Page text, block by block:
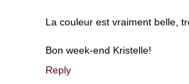
La couleur est vraiment belle,
Bon week-end Kristelle!
Reply